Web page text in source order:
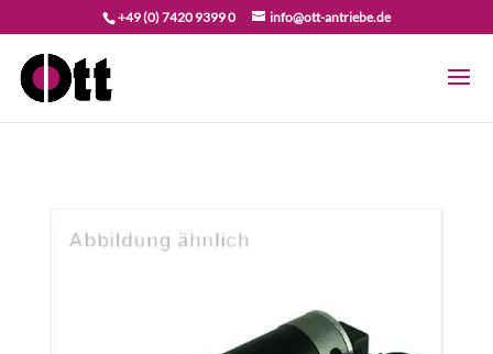
+49 (0) 7420 9399 0 info@ott-antriebe.de